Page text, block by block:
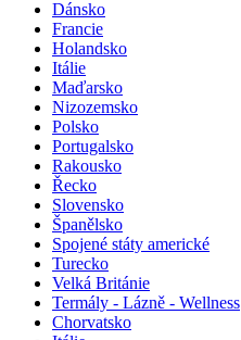
Dánsko
Francie
Holandsko
Itálie
Maďarsko
Nizozemsko
Polsko
Portugalsko
Rakousko
Řecko
Slovensko
Španělsko
Spojené státy americké
Turecko
Velká Británie
Termály - Lázně - Wellness
Chorvatsko